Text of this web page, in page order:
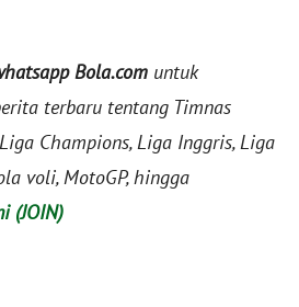
Bola.com untuk
terbaru tentang Timnas
Champions, Liga Inggris, Liga
voli, MotoGP, hingga
(JOIN)